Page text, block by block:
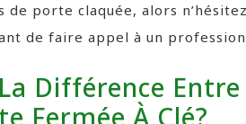
de porte claquée, alors
de faire appel à un
Différence
Fermée À Clé?